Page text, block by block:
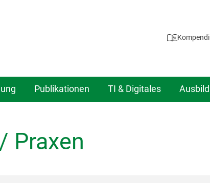
Publikationen TI & Digitales
Praxen